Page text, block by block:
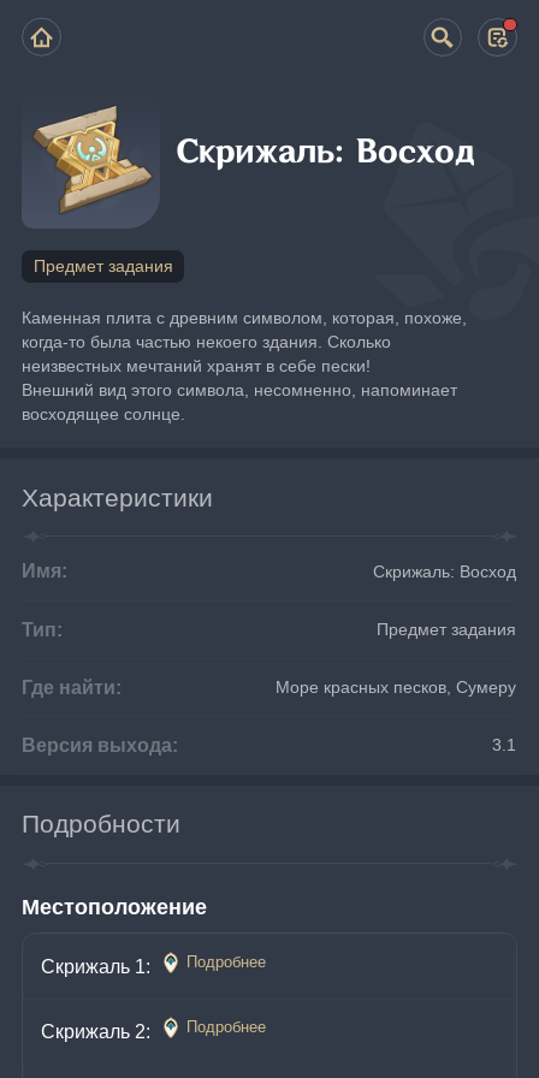
Скрижаль: Восход
Предмет задания
Каменная плита с древним символом, которая, похоже,
когда-то была частью некоего здания. Сколько
неизвестных мечтаний хранят в себе пески!
Внешний вид этого символа, несомненно, напоминает
восходящее солнце.
Характеристики
Имя: Скрижаль: Восход
Тип: Предмет задания
Где найти: Море красных песков, Сумеру
Версия выхода: 3.1
Подробности
Местоположение
Скрижаль 1: Подробнее
Скрижаль 2: Подробнее